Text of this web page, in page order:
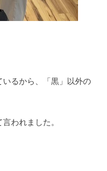
るから、「黒」以外の
われました。